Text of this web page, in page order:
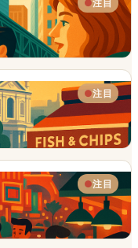
注目
注目
注目